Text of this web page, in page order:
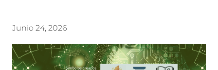
Junio 24, 2026